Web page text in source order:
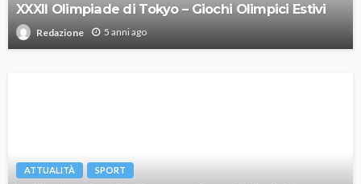
XXXII Olimpiade di Tokyo – Giochi Olimpici Estivi
Redazione 5 anni ago
ATTUALITÀ SPORT